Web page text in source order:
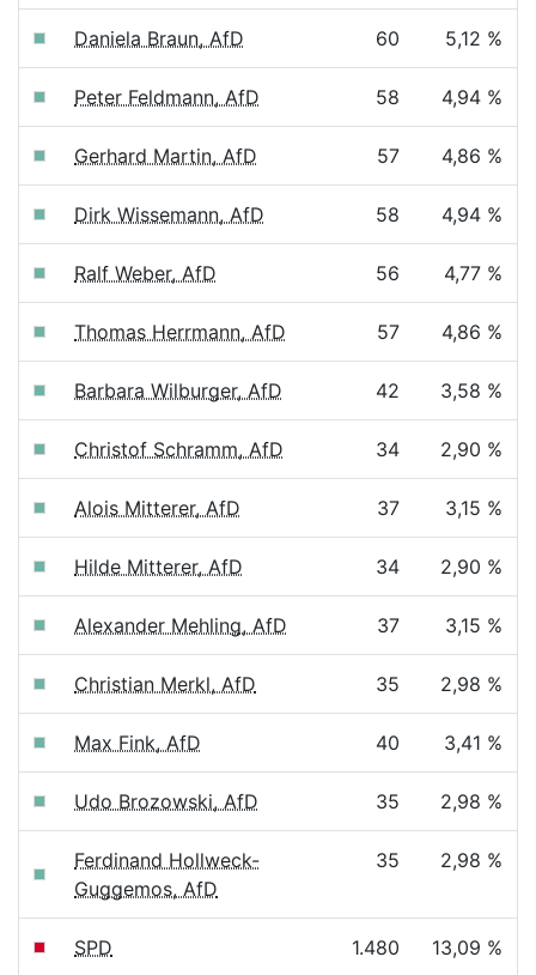
Daniela Braun, AfD 60 5,12 %
Peter Feldmann, AfD 58 4,94 %
Gerhard Martin, AfD 57 4,86 %
Dirk Wissemann, AfD 58 4,94 %
Ralf Weber, AfD 56 4,77 %
Thomas Herrmann, AfD 57 4,86 %
Barbara Wilburger, AfD 42 3,58 %
Christof Schramm, AfD 34 2,90 %
Alois Mitterer, AfD 37 3,15 %
Hilde Mitterer, AfD 34 2,90 %
Alexander Mehling, AfD 37 3,15 %
Christian Merkl, AfD 35 2,98 %
Max Fink, AfD 40 3,41 %
Udo Brozowski, AfD 35 2,98 %
Ferdinand Hollweck-
Guggemos, AfD
35 2,98 %
SPD 1.480 13,09 %